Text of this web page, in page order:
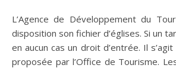
L’Agence de Développement du Tourisme met à notre
disposition son fichier d’églises. Si un
en aucun cas un droit d’entrée. Il
proposée par l’Office de Tourisme.